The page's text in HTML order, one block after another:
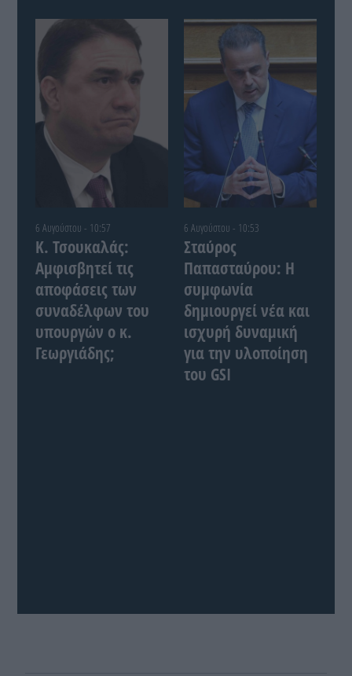
6 Αυγούστου - 10:57
Κ. Τσουκαλάς:
Αμφισβητεί τις
αποφάσεις των
συναδέλφων του
υπουργών ο κ.
Γεωργιάδης;
6 Αυγούστου - 10:53
Σταύρος
Παπασταύρου: Η
συμφωνία
δημιουργεί νέα και
ισχυρή δυναμική
για την υλοποίηση
του GSI